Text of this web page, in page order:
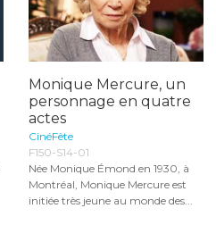
Monique Mercure, un
personnage en quatre
actes
CinéFête
F150-S14-01
Née Monique Émond en 1930, à
Montréal, Monique Mercure est
initiée très jeune au monde des...